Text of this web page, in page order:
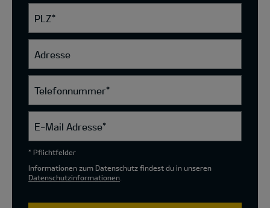
PLZ*
Adresse
Telefonnummer*
E-Mail Adresse*
* Pflichtfelder
Informationen zum Datenschutz findest du in unseren
Datenschutzinformationen